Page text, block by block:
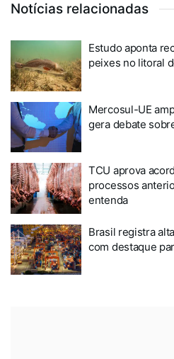
Notícias relacionadas
Estudo aponta
peixes no litoral
Mercosul-UE
gera debate
TCU aprova
processos
entenda
Brasil registra
com destaque